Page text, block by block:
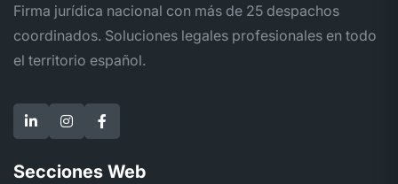
Firma jurídica nacional con más de 25 despachos
coordinados. Soluciones legales profesionales en todo
el territorio español.
Secciones Web